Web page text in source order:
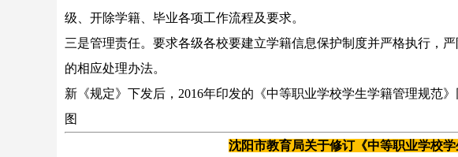
级、开除学籍、毕业各项工作流程及要求。
三是管理责任。要求各级各校要建立学籍信息保护制度并严格执行，
的相应处理办法。
新《规定》下发后，2016年印发的《中等职业学校学生学籍管理规范》
图
沈阳市教育局关于修订《中等职业学校